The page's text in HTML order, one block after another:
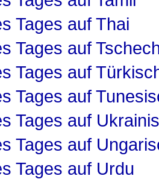
Tages auf Thai
Tages auf
Tages auf
Tages auf
Tages auf
Tages auf
Tages auf Urdu